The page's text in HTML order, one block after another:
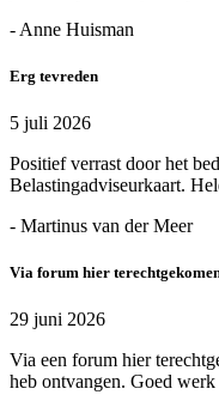
- Anne Huisman
Erg tevreden
5 juli 2026
Positief verrast door het
Belastingadviseurkaart.
- Martinus van der Meer
Via forum hier
29 juni 2026
Via een forum hier
heb ontvangen. Goed